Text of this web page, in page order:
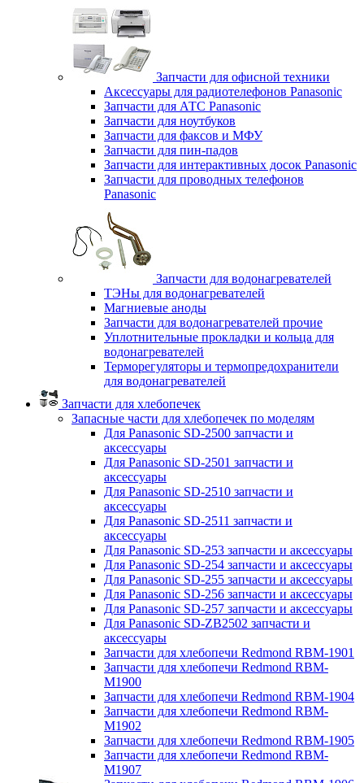
Запчасти для офисной техники
Аксессуары для радиотелефонов Panasonic
Запчасти для АТС Panasonic
Запчасти для ноутбуков
Запчасти для факсов и МФУ
Запчасти для пин-падов
Запчасти для интерактивных досок Panasonic
Запчасти для проводных телефонов
Panasonic
Запчасти для водонагревателей
ТЭНы для водонагревателей
Магниевые аноды
Запчасти для водонагревателей прочие
Уплотнительные прокладки и кольца для
водонагревателей
Терморегуляторы и термопредохранители
для водонагревателей
Запчасти для хлебопечек
Запасные части для хлебопечек по моделям
Для Panasonic SD-2500 запчасти и
аксессуары
Для Panasonic SD-2501 запчасти и
аксессуары
Для Panasonic SD-2510 запчасти и
аксессуары
Для Panasonic SD-2511 запчасти и
аксессуары
Для Panasonic SD-253 запчасти и аксессуары
Для Panasonic SD-254 запчасти и аксессуары
Для Panasonic SD-255 запчасти и аксессуары
Для Panasonic SD-256 запчасти и аксессуары
Для Panasonic SD-257 запчасти и аксессуары
Для Panasonic SD-ZB2502 запчасти и
аксессуары
Запчасти для хлебопечи Redmond RBM-1901
Запчасти для хлебопечи Redmond RBM-
M1900
Запчасти для хлебопечи Redmond RBM-1904
Запчасти для хлебопечи Redmond RBM-
M1902
Запчасти для хлебопечи Redmond RBM-1905
Запчасти для хлебопечи Redmond RBM-
M1907